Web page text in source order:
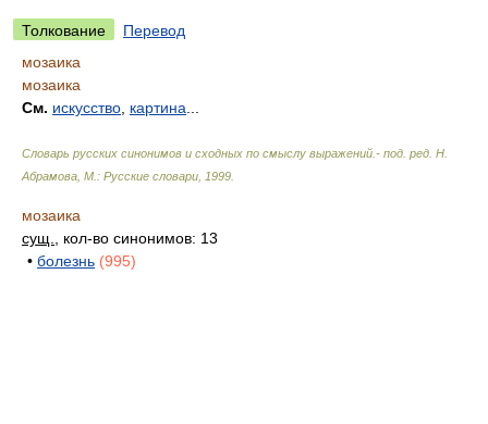
Толкование
Перевод
мозаика
мозаика
См. искусство картина
Словарь русских синонимов и сходных по смыслу выражений.- под. ред. Н.
Абрамова, М.: Русские словари 1999
мозаика
сущ.
, кол-во синонимов: 13
• болезнь (995)